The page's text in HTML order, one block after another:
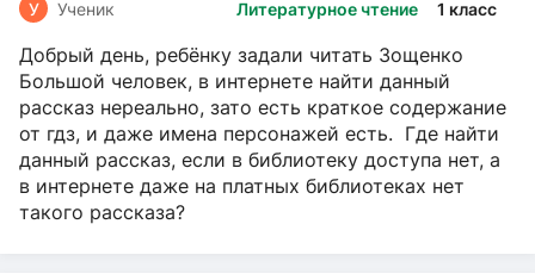
Литературное чтение 1 класс
У Ученик
Добрый день, ребёнку задали читать Зощенко
Большой человек, в интернете найти данный
рассказ нереально, зато есть краткое содержание
от гдз, и даже имена персонажей есть. Где найти
данный рассказ, если в библиотеку доступа нет, а
в интернете даже на платных библиотеках нет
такого рассказа?